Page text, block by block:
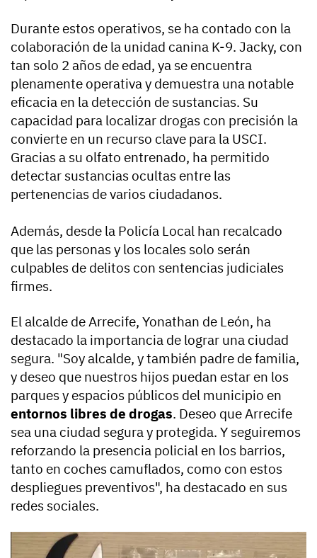
Durante estos operativos, se ha contado con la
colaboración de la unidad canina K-9. Jacky, con
tan solo 2 años de edad, ya se encuentra
plenamente operativa y demuestra una notable
eficacia en la detección de sustancias. Su
capacidad para localizar drogas con precisión la
convierte en un recurso clave para la USCI.
Gracias a su olfato entrenado, ha permitido
detectar sustancias ocultas entre las
pertenencias de varios ciudadanos.
Además, desde la Policía Local han recalcado
que las personas y los locales solo serán
culpables de delitos con sentencias judiciales
firmes.
El alcalde de Arrecife, Yonathan de León, ha
destacado la importancia de lograr una ciudad
segura. "Soy alcalde, y también padre de familia,
y deseo que nuestros hijos puedan estar en los
parques y espacios públicos del municipio en
entornos libres de drogas. Deseo que Arrecife
sea una ciudad segura y protegida. Y seguiremos
reforzando la presencia policial en los barrios,
tanto en coches camuflados, como con estos
despliegues preventivos", ha destacado en sus
redes sociales.